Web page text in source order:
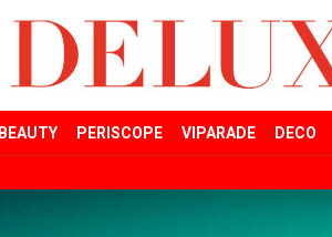
BEAUTY PERISCOPE VIPARADE DECO